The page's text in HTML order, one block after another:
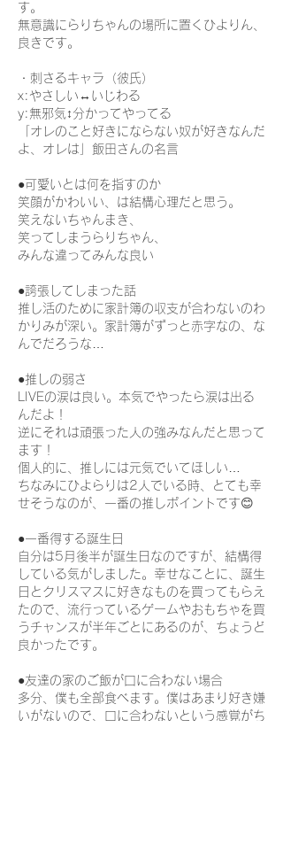
す。
無意識にらりちゃんの場所に置くひよりん、
良きです。
・刺さるキャラ（彼氏）
x:やさしい↔いじわる
y:無邪気↕分かってやってる
「オレのこと好きにならない奴が好きなんだ
よ、オレは」飯田さんの名言
●可愛いとは何を指すのか
笑顔がかわいい、は結構心理だと思う。
笑えないちゃんまき、
笑ってしまうらりちゃん、
みんな違ってみんな良い
●誇張してしまった話
推し活のために家計簿の収支が合わないのわ
かりみが深い。家計簿がずっと赤字なの、な
んでだろうな…
●推しの弱さ
LIVEの涙は良い。本気でやったら涙は出る
んだよ！
逆にそれは頑張った人の強みなんだと思って
ます！
個人的に、推しには元気でいてほしい…
ちなみにひよらりは2人でいる時、とても幸
せそうなのが、一番の推しポイントです😊
●一番得する誕生日
自分は5月後半が誕生日なのですが、結構得
している気がしました。幸せなことに、誕生
日とクリスマスに好きなものを買ってもらえ
たので、流行っているゲームやおもちゃを買
うチャンスが半年ごとにあるのが、ちょうど
良かったです。
●友達の家のご飯が口に合わない場合
多分、僕も全部食べます。僕はあまり好き嫌
いがないので、口に合わないという感覚がち